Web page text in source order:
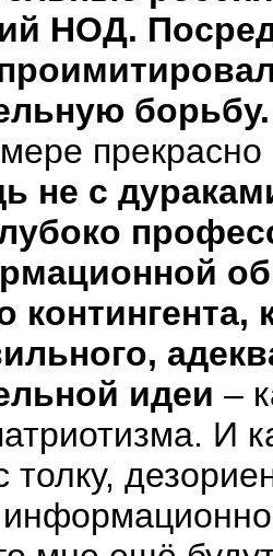
НОД.
борьбу.
не с
идеи –
И
толку,